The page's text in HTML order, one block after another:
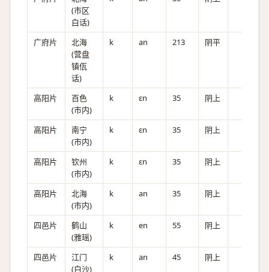
(市区
白话)
广府片
北海
(营盘
镇佤
话)
k an 213 阴平
高阳片
百色
(市内)
k ɛn 35 阴上
高阳片
南宁
(市内)
k ɛn 35 阴上
高阳片
钦州
(市内)
k ɛn 35 阴上
高阳片
北海
(市内)
k an 35 阴上
四邑片
鹤山
(雅瑶)
k en 55 阴上
四邑片
江门
(白沙)
k an 45 阴上